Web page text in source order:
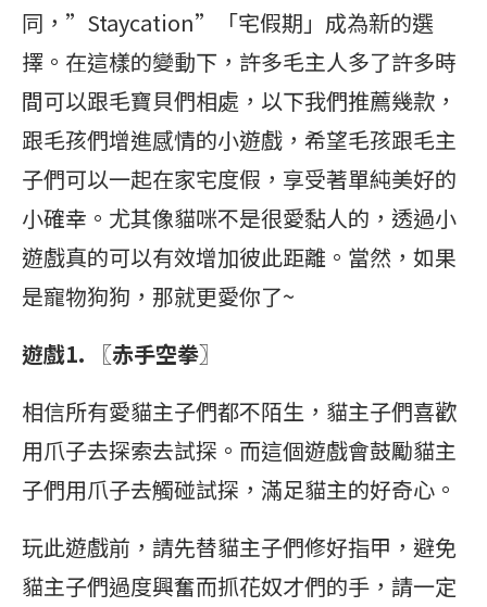
同，”Staycation”「宅假期」成為新的選
擇。在這樣的變動下，許多毛主人多了許多時
間可以跟毛寶貝們相處，以下我們推薦幾款，
跟毛孩們增進感情的小遊戲，希望毛孩跟毛主
子們可以一起在家宅度假，享受著單純美好的
小確幸。尤其像貓咪不是很愛黏人的，透過小
遊戲真的可以有效增加彼此距離。當然，如果
是寵物狗狗，那就更愛你了~
遊戲1. 〖赤手空拳〗
相信所有愛貓主子們都不陌生，貓主子們喜歡
用爪子去探索去試探。而這個遊戲會鼓勵貓主
子們用爪子去觸碰試探，滿足貓主的好奇心。
玩此遊戲前，請先替貓主子們修好指甲，避免
貓主子們過度興奮而抓花奴才們的手，請一定